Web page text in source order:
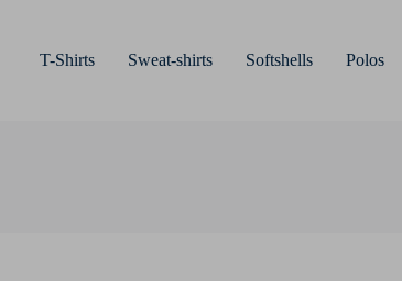
T-Shirts Sweat-shirts Softshells Polos